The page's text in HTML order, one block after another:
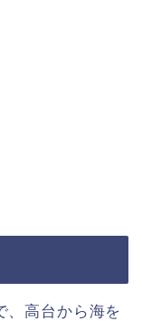
、高台から海を